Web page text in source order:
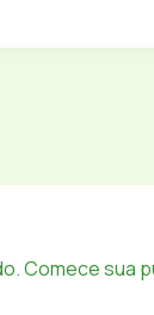
Comece sua